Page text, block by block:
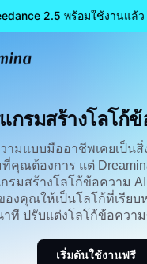
2.5 พร้อมใช้งานแล้ว
เครื่องสร้างโลโก้ข้อความฟรี
กรมสร้างโลโก้
ามแบบมืออาชีพเคยเป็นสิ่
คุณต้องการ แต่
รมสร้างโลโก้ข้อความ
องคุณให้เป็นโลโก้ที่เรียบ
าที ปรับแต่งโลโก้ข้อควา
เริ่มต้นใช้งานฟรี